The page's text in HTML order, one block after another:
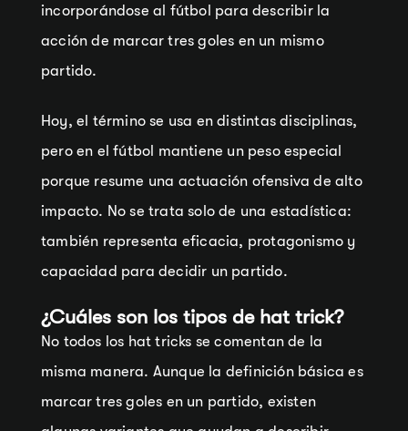
incorporándose al fútbol para describir la
acción de marcar tres goles en un mismo
partido.
Hoy, el término se usa en distintas disciplinas,
pero en el fútbol mantiene un peso especial
porque resume una actuación ofensiva de alto
impacto. No se trata solo de una estadística:
también representa eficacia, protagonismo y
capacidad para decidir un partido.
¿Cuáles son los tipos de hat trick?
No todos los hat tricks se comentan de la
misma manera. Aunque la definición básica es
marcar tres goles en un partido, existen